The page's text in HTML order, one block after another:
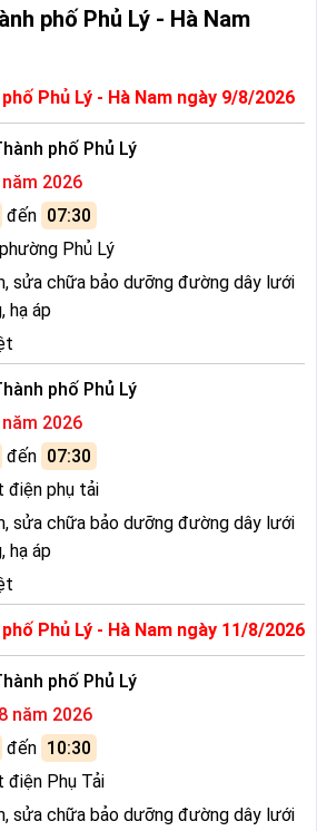
phố Phủ Lý - Hà Nam
Phủ Lý - Hà Nam ngày 9/8/2026
phố Phủ Lý
2026
đến 07:30
Phủ Lý
sửa chữa bảo dưỡng đường dây lưới
hạ áp
phố Phủ Lý
2026
đến 07:30
điện phụ tải
sửa chữa bảo dưỡng đường dây lưới
hạ áp
Phủ Lý - Hà Nam ngày 11/8/2026
phố Phủ Lý
năm 2026
đến 10:30
điện Phụ Tải
sửa chữa bảo dưỡng đường dây lưới